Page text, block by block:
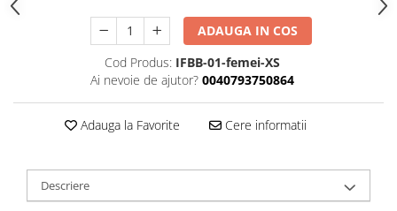
ADAUGA IN COS
Cod Produs: IFBB-01-femei-XS
Ai nevoie de ajutor? 0040793750864
Adauga la Favorite Cere informatii
Descriere